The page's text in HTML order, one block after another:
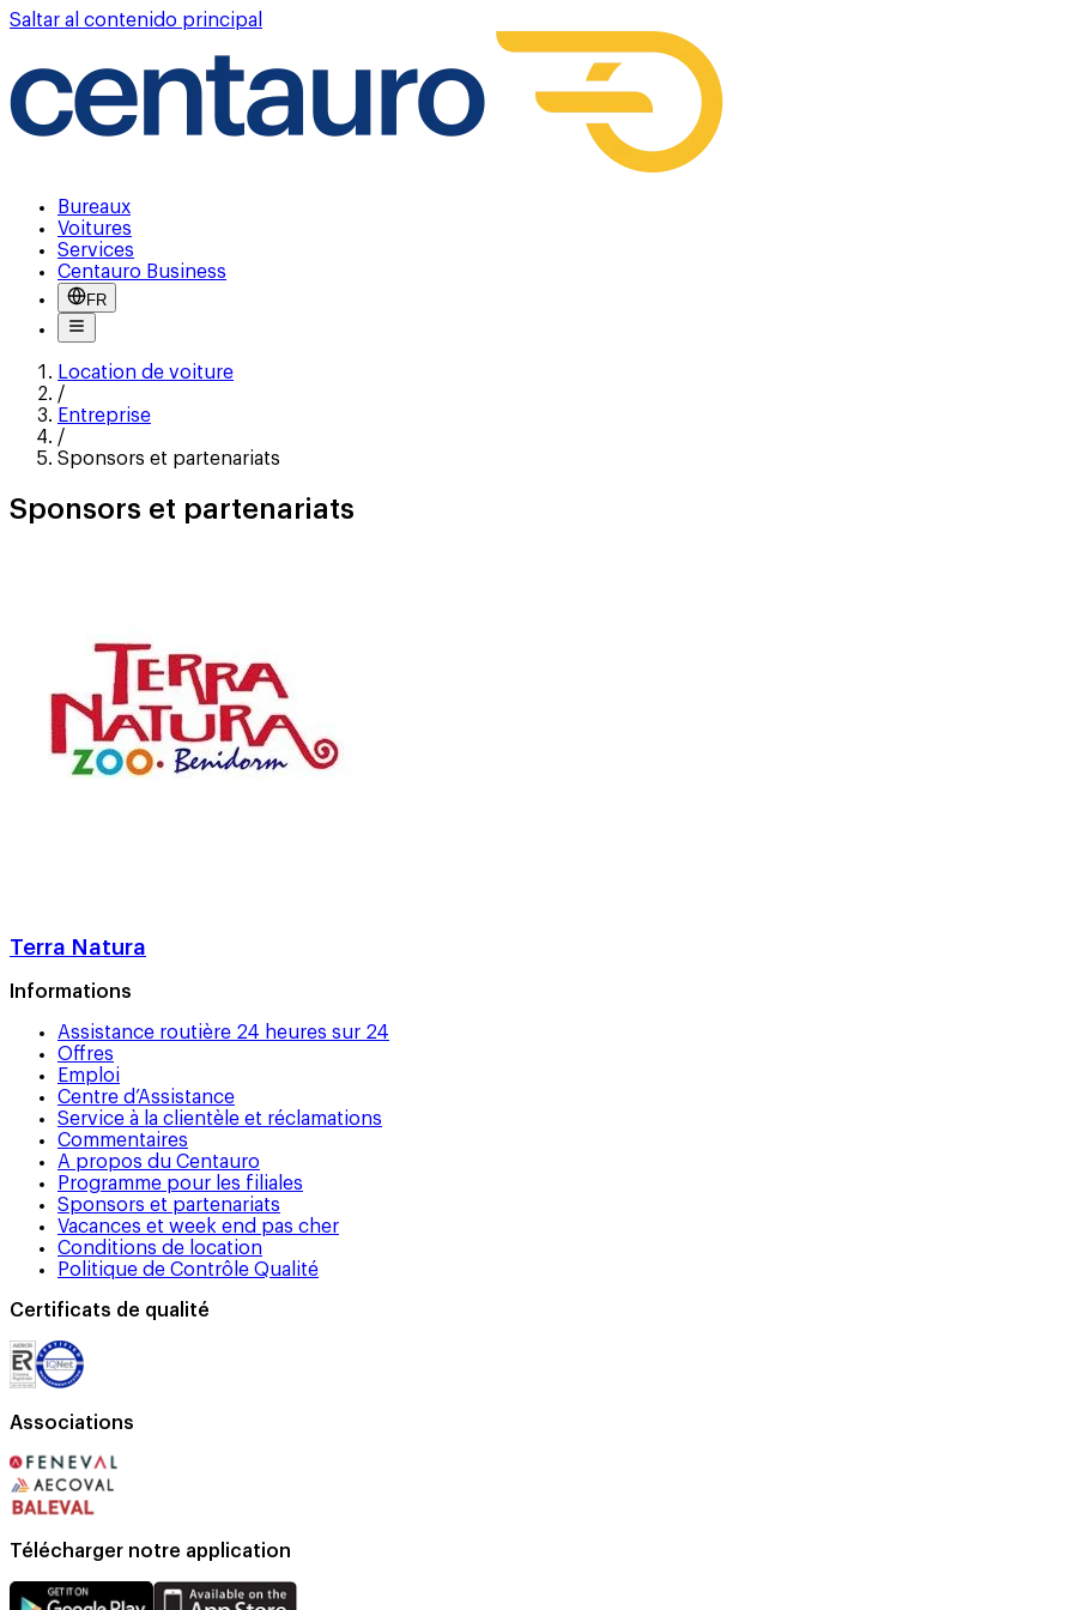
Saltar al contenido principal
Bureaux
Voitures
Services
Centauro Business
FR
Location de voiture
/
Entreprise
/
Sponsors et partenariats
Sponsors et partenariats
Terra Natura
Informations
Assistance routière 24 heures sur 24
Offres
Emploi
Centre d’Assistance
Service à la clientèle et réclamations
Commentaires
A propos du Centauro
Programme pour les filiales
Sponsors et partenariats
Vacances et week end pas cher
Conditions de location
Politique de Contrôle Qualité
Certificats de qualité
Associations
Télécharger notre application